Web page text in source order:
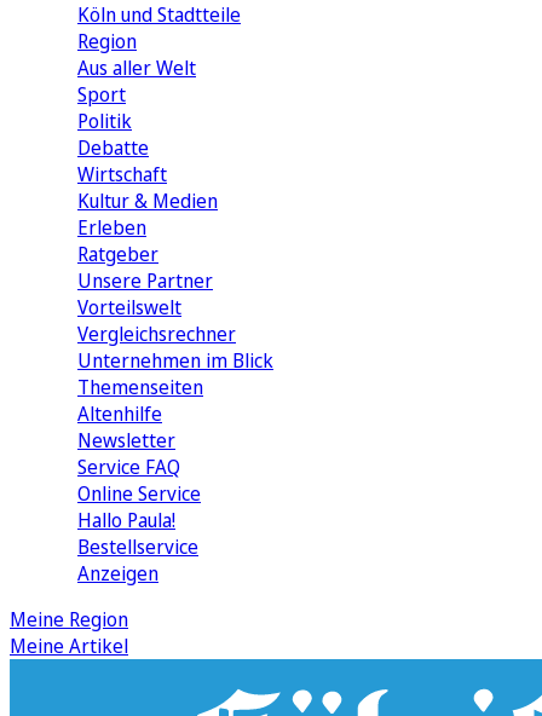
Köln und Stadtteile
Region
Aus aller Welt
Sport
Politik
Debatte
Wirtschaft
Kultur & Medien
Erleben
Ratgeber
Unsere Partner
Vorteilswelt
Vergleichsrechner
Unternehmen im Blick
Themenseiten
Altenhilfe
Newsletter
Service FAQ
Online Service
Hallo Paula!
Bestellservice
Anzeigen
Meine Region
Meine Artikel